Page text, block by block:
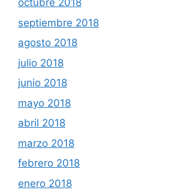
octubre 2018
septiembre 2018
agosto 2018
julio 2018
junio 2018
mayo 2018
abril 2018
marzo 2018
febrero 2018
enero 2018